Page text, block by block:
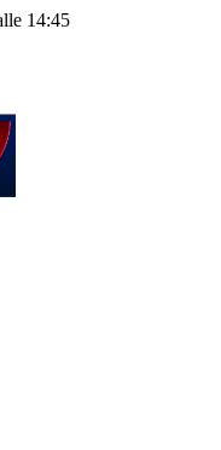
14:45